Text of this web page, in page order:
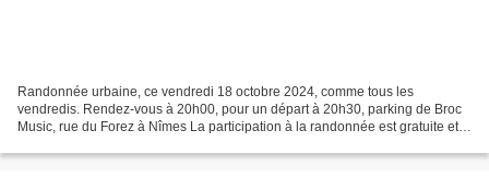
Randonnée urbaine, ce vendredi 18 octobre 2024, comme tous les
vendredis. Rendez-vous à 20h00, pour un départ à 20h30, parking de Broc
Music, rue du Forez à Nîmes La participation à la randonnée est gratuite et